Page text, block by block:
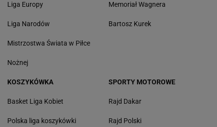
Liga Europy
Liga Narodów
Mistrzostwa Świata w Piłce
Nożnej
Memoriał Wagnera
Bartosz Kurek
KOSZYKÓWKA
Basket Liga Kobiet
Polska liga koszykówki
SPORTY MOTOROWE
Rajd Dakar
Rajd Polski